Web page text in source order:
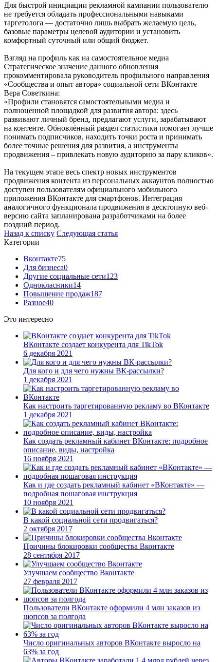
Для быстрой инициации рекламной кампании пользователю
не требуется обладать профессиональными навыками
таргетолога — достаточно лишь выбрать желаемую цель,
базовые параметры целевой аудитории и установить
комфортный суточный или общий бюджет.
Взгляд на профиль как на самостоятельное медиа
Стратегическое значение данного обновления
прокомментировала руководитель профильного направления
«Сообщества и опыт автора» социальной сети ВКонтакте
Вера Советкина:
«Профили становятся самостоятельными медиа и
полноценной площадкой для развития автора: здесь
развивают личный бренд, предлагают услуги, зарабатывают
на контенте. Обновлённый раздел статистики помогает лучше
понимать подписчиков, находить точки роста и принимать
более точные решения для развития, а инструменты
продвижения – привлекать новую аудиторию за пару кликов».
На текущем этапе весь спектр новых инструментов
продвижения контента из персональных аккаунтов полностью
доступен пользователям официального мобильного
приложения ВКонтакте для смартфонов. Интеграция
аналогичного функционала продвижения в десктопную веб-
версию сайта запланирована разработчиками на более
поздний период.
Назад к списку Следующая статья
Категории
Вконтакте75
Для бизнеса0
Другие социальные сети123
Однокласники14
Повышение продаж187
Разное40
Это интересно
ВКонтакте создает конкурента для TikTok
6 декабря 2021
Для кого и для чего нужны ВК-рассылки?
1 декабря 2021
Как настроить таргетированную рекламу во ВКонтакте
1 декабря 2021
Как создать рекламный кабинет ВКонтакте: подробное
описание, виды, настройка
16 ноября 2021
Как и где создать рекламный кабинет «ВКонтакте» —
подробная пошаговая инструкция
10 ноября 2021
В какой социальной сети продвигаться?
2 октября 2017
Причины блокировки сообщества Вконтакте
28 сентября 2017
Улучшаем сообщество Вконтакте
27 февраля 2017
Пользователи ВКонтакте оформили 4 млн заказов из
шопсов за полгода
Число оригинальных авторов ВКонтакте выросло на
63% за год